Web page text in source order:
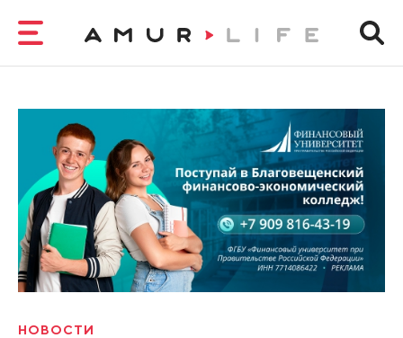
НОВОСТИ